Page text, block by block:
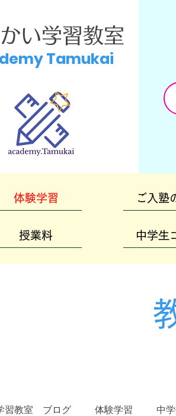
い学習教室
Tamukai
体験学習
授業料
ご入塾
中学生
習教室 ブログ 体験学習 中